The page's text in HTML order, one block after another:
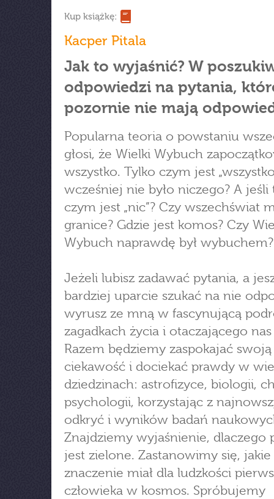
Kup książkę:
Kacper Pitala
Jak to wyjaśnić? W
odpowiedzi na pytania,
pozornie nie mają
Popularna teoria o powstaniu
głosi, że Wielki Wybuch
wszystko. Tylko czym jest
wcześniej nie było niczego? A jeśli
czym jest „nic”? Czy wszechświat
granice? Gdzie jest komos? Czy
Wybuch naprawdę był wybuchem?
Jeżeli lubisz zadawać pytania, a
bardziej uparcie szukać na nie
wyrusz ze mną w fascynującą
zagadkach życia i otaczającego
Razem będziemy zaspokajać swoją
ciekawość i dociekać prawdy w
dziedzinach: astrofizyce, biologii,
psychologii, korzystając z
odkryć i wyników badań
Znajdziemy wyjaśnienie, dlaczego
jest zielone. Zastanowimy się, jakie
znaczenie miał dla ludzkości
człowieka w kosmos. Spróbujemy